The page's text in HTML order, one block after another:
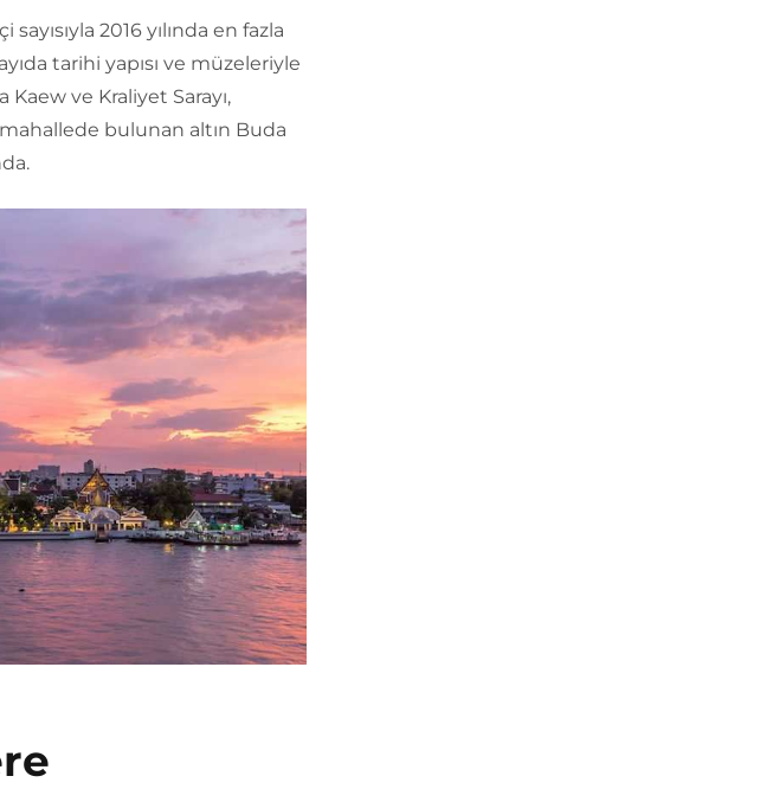
2016 yılında en fazla
tarihi yapısı ve müzeleriyle
ve Kraliyet Sarayı,
mahallede bulunan altın Buda